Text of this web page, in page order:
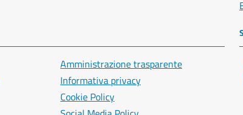
Amministrazione trasparente
Informativa privacy
Cookie Policy